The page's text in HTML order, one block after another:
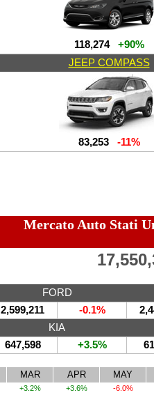
118,274+90%
JEEP COMPASS
83,253-11%
Mercato Auto Stati
FORD
2,599,211 -0.1%
KIA
647,598 +3.5%
MAR APR MAY
+3.2% +3.6% -6.0%